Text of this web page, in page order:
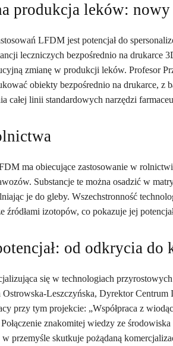
produkcja leków:
LFDM jest potencjał do
leczniczych bezpośrednio na drukarce
zmianę w produkcji leków. Profesor
obiekty bezpośrednio na drukarce, z
całej linii standardowych narzędzi
ma obiecujące zastosowanie w
Substancje te można osadzić w
je do gleby. Wszechstronność
izotopów, co pokazuje jej
od odkrycia do
się w technologiach
Leszczyńska, Dyrektor
przy tym projekcie: „Współpraca z
znakomitej wiedzy ze
przemyśle skutkuje pożądaną